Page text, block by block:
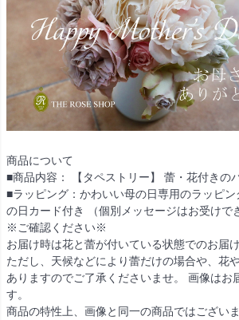
商品について
■商品内容： 【タペストリー】 蕾・花付きの
■ラッピング：かわいい母の日専用のラッピ
の日カード付き （個別メッセージはお受けで
※ご確認ください※
お届け時は花と蕾が付いている状態でのお届
ただし、天候などにより蕾だけの場合や、花
ありますのでご了承くださいませ。 画像はお
す。
商品の特性上、画像と同一の商品ではござい